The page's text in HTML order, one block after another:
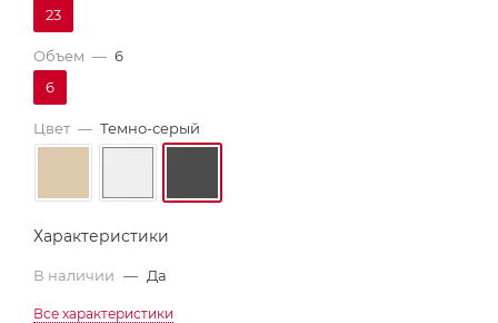
23
Объем — 6
6
Цвет — Темно-серый
Характеристики
В наличии — Да
Все характеристики